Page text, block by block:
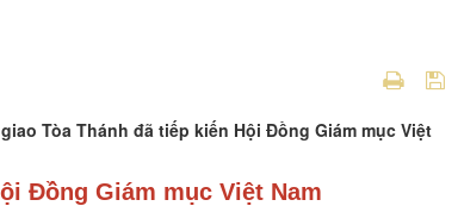
Tòa Thánh đã tiếp kiến Hội Đồng Giám mục Việt
Đồng Giám mục Việt Nam